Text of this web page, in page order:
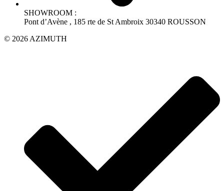
SHOWROOM :
Pont d’Avène , 185 rte de St Ambroix 30340 ROUSSON
© 2026 AZIMUTH